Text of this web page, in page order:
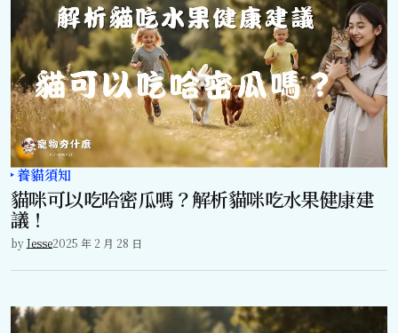
養貓須知
貓咪可以吃哈密瓜嗎？解析貓咪吃水果健康建
議！
byJesse2025 年 2 月 28 日